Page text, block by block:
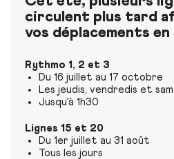
circulent plus tard
vos déplacements
Rythmo 1, 2 et 3
Du 16 juillet au 17 octobre
Les jeudis, vendredis et
Jusqu'à 1h30
Lignes 15 et 20
Du 1er juillet au 31 août
Tous les jours